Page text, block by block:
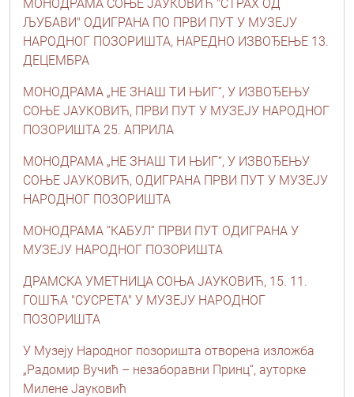
МОНОДРАМА СОЊЕ ЈАУКОВИЋ "СТРАХ ОД
ЉУБАВИ" ОДИГРАНА ПО ПРВИ ПУТ У МУЗЕЈУ
НАРОДНОГ ПОЗОРИШТА, НАРЕДНО ИЗВОЂЕЊЕ 13.
ДЕЦЕМБРА
МОНОДРАМА „НЕ ЗНАШ ТИ ЊИГ“, У ИЗВОЂЕЊУ
СОЊЕ ЈАУКОВИЋ, ПРВИ ПУТ У МУЗЕЈУ НАРОДНОГ
ПОЗОРИШТА 25. АПРИЛА
МОНОДРАМА „НЕ ЗНАШ ТИ ЊИГ“, У ИЗВОЂЕЊУ
СОЊЕ ЈАУКОВИЋ, ОДИГРАНА ПРВИ ПУТ У МУЗЕЈУ
НАРОДНОГ ПОЗОРИШТА
МОНОДРАМА “КАБУЛ“ ПРВИ ПУТ ОДИГРАНА У
МУЗЕЈУ НАРОДНОГ ПОЗОРИШТА
ДРАМСКА УМЕТНИЦА СОЊА ЈАУКОВИЋ, 15. 11.
ГОШЋА "СУСРЕТА" У МУЗЕЈУ НАРОДНОГ
ПОЗОРИШТА
У Музеју Народног позоришта отворена изложба
„Радомир Вучић – незаборавни Принц“, ауторке
Милене Јауковић